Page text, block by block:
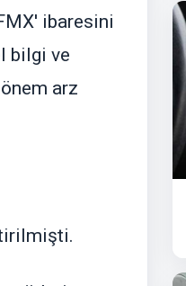
ibaresini
bilgi ve
arz